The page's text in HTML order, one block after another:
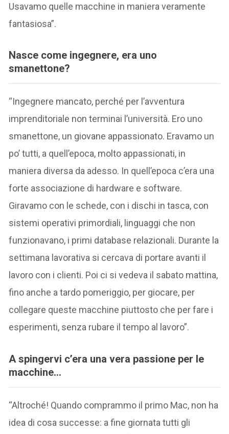
Usavamo quelle macchine in maniera veramente
fantasiosa”.
Nasce come ingegnere, era uno
smanettone?
“Ingegnere mancato, perché per l’avventura
imprenditoriale non terminai l’università. Ero uno
smanettone, un giovane appassionato. Eravamo un
po’ tutti, a quell’epoca, molto appassionati, in
maniera diversa da adesso. In quell’epoca c’era una
forte associazione di hardware e software.
Giravamo con le schede, con i dischi in tasca, con
sistemi operativi primordiali, linguaggi che non
funzionavano, i primi database relazionali. Durante la
settimana lavorativa si cercava di portare avanti il
lavoro con i clienti. Poi ci si vedeva il sabato mattina,
fino anche a tardo pomeriggio, per giocare, per
collegare queste macchine piuttosto che per fare i
esperimenti, senza rubare il tempo al lavoro”.
A spingervi c’era una vera passione per le
macchine…
“Altroché! Quando comprammo il primo Mac, non ha
idea di cosa successe: a fine giornata tutti gli